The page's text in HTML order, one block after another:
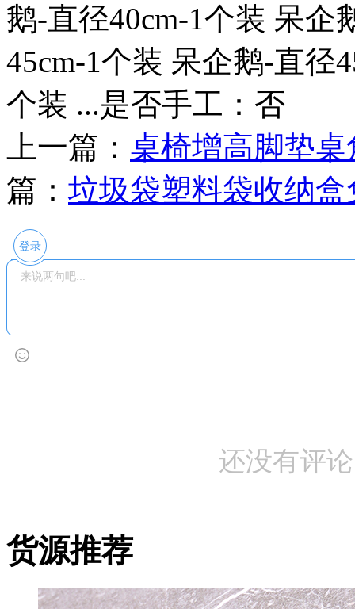
鹅-直径40cm-1个装 呆企
45cm-1个装 呆企鹅-直径
个装 ...是否手工：否
上一篇： 桌椅增高脚垫
篇： 垃圾袋塑料袋收纳
登录
还没有评
货源推荐